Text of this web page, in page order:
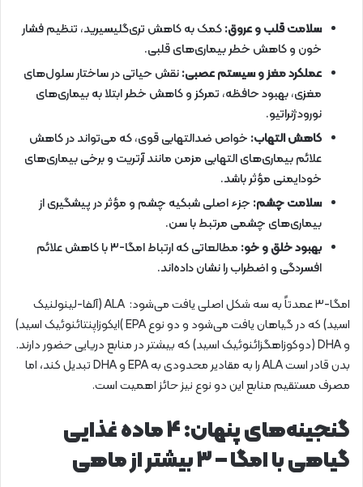
سلامت قلب و عروق:کمک به کاهش تری‌گلیسیرید، تنظیم فشار
خون و کاهش خطر بیماری‌های قلبی.
عملکرد مغز و سیستم عصبی:نقش حیاتی در ساختار سلول‌های
مغزی، بهبود حافظه، تمرکز و کاهش خطر ابتلا به بیماری‌های
نورودژنراتیو.
کاهش التهاب: خواص ضدالتهابی قوی، که می‌تواند در کاهش
علائم بیماری‌های التهابی مزمن مانند آرتریت و برخی بیماری‌های
خودایمنی مؤثر باشد.
سلامت چشم: جزء اصلی شبکیه چشم و مؤثر در پیشگیری از
بیماری‌های چشمی مرتبط با سن.
بهبود خلق و خو:
مطالعاتی که ارتباط امگا-۳ با کاهش علائم
افسردگی و اضطراب را نشان داده‌اند.
امگا-۳ عمدتاً به سه شکل اصلی یافت می‌شود: ALA (آلفا-لینولنیک
اسید) که در گیاهان یافت می‌شود و دو نوع EPA )ایکوزاپنتائنوئیک اسید)
و DHA (دوکوزاهگزائنوئیک اسید) که بیشتر در منابع دریایی حضور دارند.
بدن قادر است ALA را به مقادیر محدودی به EPA و DHA تبدیل کند، اما
مصرف مستقیم منابع این دو نوع نیز حائز اهمیت است.
گنجینه‌های پنهان: ۴ ماده غذایی
گیاهی با امگا – ۳ بیشتر از ماهی